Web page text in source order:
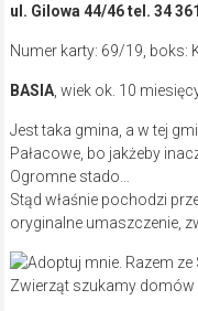
ul. Gilowa 44/46 tel. 34
Numer karty: 69/19, boks:
BASIA, wiek ok. 10
Jest taka gmina, a w tej
Pałacowe, bo jakżeby
Ogromne stado…
Stąd właśnie pochodzi
oryginalne umaszczenie,